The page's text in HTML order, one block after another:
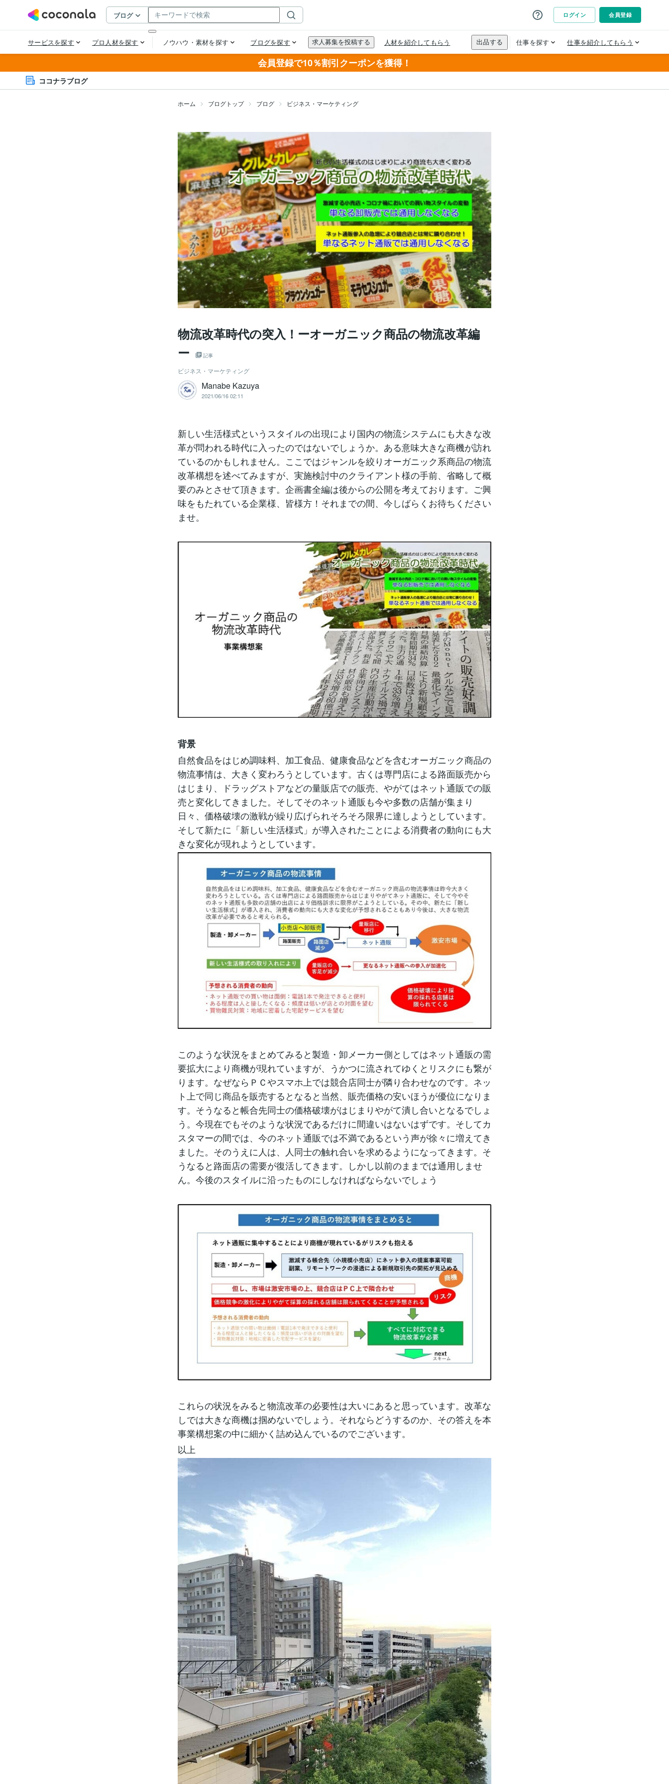
会員登録で10％割引クーポンを獲得！
ココナラブログ
ホーム ブログトップ ブログ ビジネス・マーケティング
物流改革時代の突入！ーオーガニック商品の物流改革編
ー
記事
ビジネス・マーケティング
Manabe Kazuya
2021/06/16 02:11
新しい生活様式というスタイルの出現により国内の物流システムにも大きな改
革が問われる時代に入ったのではないでしょうか。ある意味大きな商機が訪れ
ているのかもしれません。ここではジャンルを絞りオーガニック系商品の物流
改革構想を述べてみますが、実施検討中のクライアント様の手前、省略して概
要のみとさせて頂きます。企画書全編は後からの公開を考えております。ご興
味をもたれている企業様、皆様方！それまでの間、今しばらくお待ちください
ませ。
背景
自然食品をはじめ調味料、加工食品、健康食品などを含むオーガニック商品の
物流事情は、大きく変わろうとしています。古くは専門店による路面販売から
はじまり、ドラッグストアなどの量販店での販売、やがてはネット通販での販
売と変化してきました。そしてそのネット通販も今や多数の店舗が集まり
日々、価格破壊の激戦が繰り広げられそろそろ限界に達しようとしています。
そして新たに「新しい生活様式」が導入されたことによる消費者の動向にも大
きな変化が現れようとしています。
このような状況をまとめてみると製造・卸メーカー側としてはネット通販の需
要拡大により商機が現れていますが、うかつに流されてゆくとリスクにも繋が
ります。なぜならＰＣやスマホ上では競合店同士が隣り合わせなのです。ネッ
ト上で同じ商品を販売するとなると当然、販売価格の安いほうが優位になりま
す。そうなると帳合先同士の価格破壊がはじまりやがて潰し合いとなるでしょ
う。今現在でもそのような状況であるだけに間違いはないはずです。そしてカ
スタマーの間では、今のネット通販では不満であるという声が徐々に増えてき
ました。そのうえに人は、人同士の触れ合いを求めるようになってきます。そ
うなると路面店の需要が復活してきます。しかし以前のままでは通用しませ
ん。今後のスタイルに沿ったものにしなければならないでしょう
これらの状況をみると物流改革の必要性は大いにあると思っています。改革な
しでは大きな商機は掴めないでしょう。それならどうするのか、その答えを本
事業構想案の中に細かく詰め込んでいるのでございます。
以上